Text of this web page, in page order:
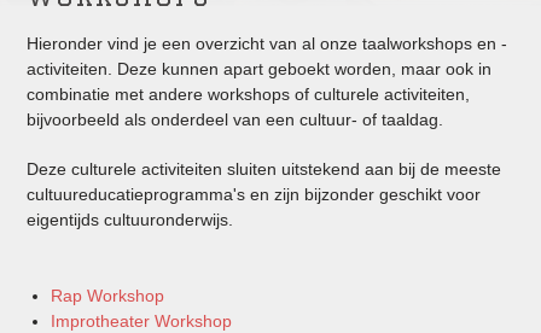
Hieronder vind je een overzicht van al onze taalworkshops en -
activiteiten. Deze kunnen apart geboekt worden, maar ook in
combinatie met andere workshops of culturele activiteiten,
bijvoorbeeld als onderdeel van een cultuur- of taaldag.
Deze culturele activiteiten sluiten uitstekend aan bij de meeste
cultuureducatieprogramma's en zijn bijzonder geschikt voor
eigentijds cultuuronderwijs.
Rap Workshop
Improtheater Workshop